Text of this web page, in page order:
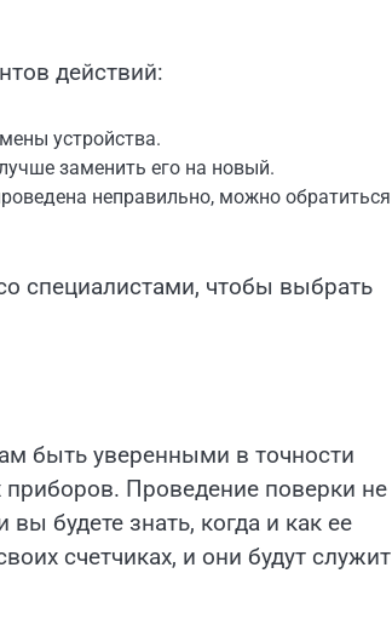
действий:
устройства.
заменить его на новый.
неправильно, можно
специалистами, чтобы выбрать
быть уверенными в точности
Проведение поверки не
будете знать, когда и как ее
счетчиках, и они будут